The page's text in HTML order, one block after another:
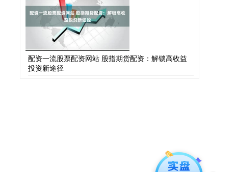
配资一流股票配资网站 股指期货配资：解锁高收益
投资新途径